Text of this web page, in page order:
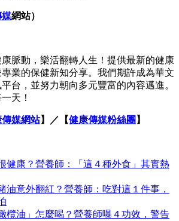
媒網站）
康脈動，樂活翻轉人生！提供最新的健康
業的保健新知分享。我們期許成為華文
台，並努力朝向多元豐富的內容邁進。
天！
媒網站】／【健康傳媒粉絲團 】
健康？營養師：「這４種外食」其實熱
油意外翻紅？營養師：吃對這１件事，
欖油」怎麼喝？營養師曝４功效，警告